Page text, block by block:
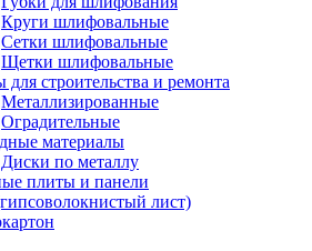
Круги шлифовальные
Сетки шлифовальные
Щетки шлифовальные
для строительства и ремонта
Металлизированные
Оградительные
материалы
Диски по металлу
плиты и панели
лист)